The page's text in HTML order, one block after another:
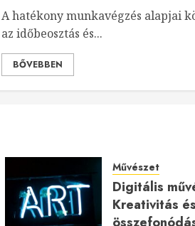
A hatékony munkavégzés alapjai
az időbeosztás és...
BŐVEBBEN
Művészet
Digitális
Kreativitás